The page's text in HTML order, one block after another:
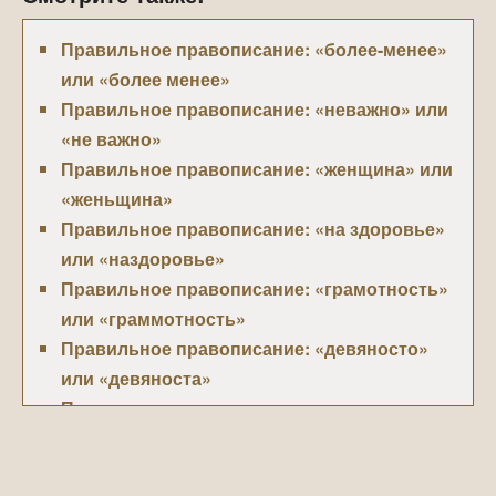
Правильное правописание: «более-менее»
или «более менее»
Правильное правописание: «неважно» или
«не важно»
Правильное правописание: «женщина» или
«женьщина»
Правильное правописание: «на здоровье»
или «наздоровье»
Правильное правописание: «грамотность»
или «граммотность»
Правильное правописание: «девяносто»
или «девяноста»
Правильное правописание: «почему» или